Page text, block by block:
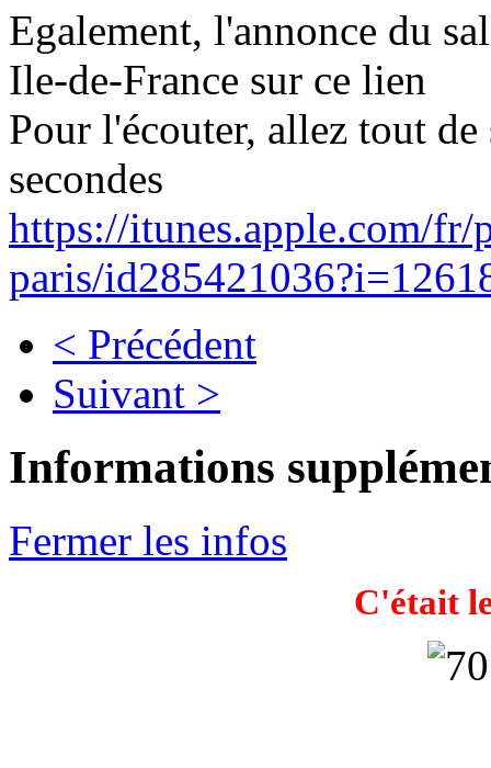
Egalement, l'annonce du
Ile-de-France sur ce lien
Pour l'écouter, allez tout
secondes
https://itunes.apple.com/
paris/
< Précédent
Suivant >
Informations
Fermer les infos
C'était